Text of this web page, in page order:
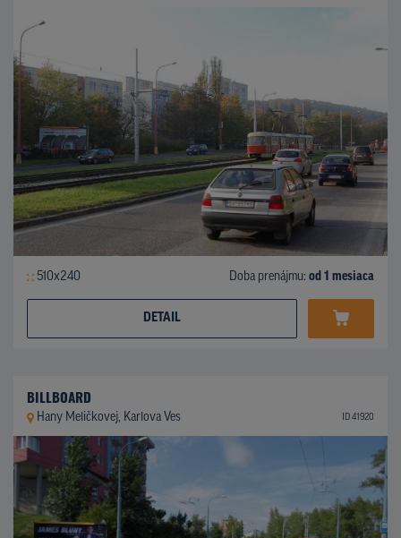
510x240 Doba prenájmu: od 1 mesiaca
DETAIL
BILLBOARD
Hany Meličkovej, Karlova Ves ID 41920